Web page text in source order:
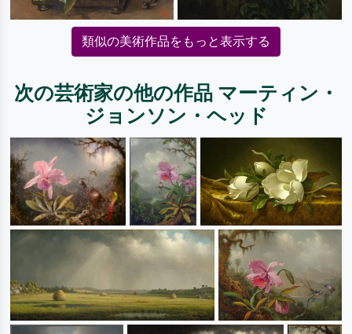
類似の美術作品をもっと表示する
次の芸術家の他の作品 マーティン・
ジョンソン・ヘッド